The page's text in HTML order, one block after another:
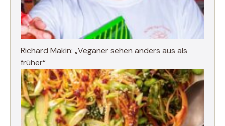
Richard Makin: „Veganer sehen anders aus als
früher“